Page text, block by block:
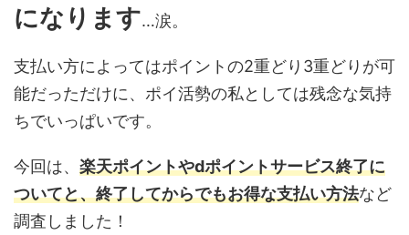
になります…涙。
支払い方によってはポイントの2重どり3重どりが可
能だっただけに、ポイ活勢の私としては残念な気持
ちでいっぱいです。
今回は、 楽天ポイントやdポイントサービス終了に
ついてと、終了してからでもお得な支払い方法など
調査しました！